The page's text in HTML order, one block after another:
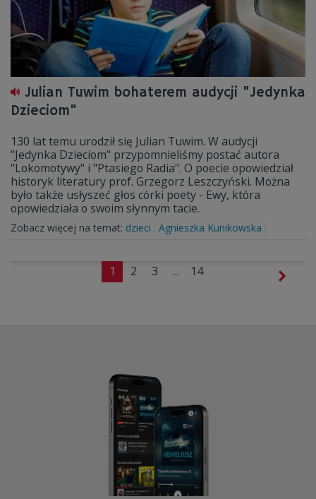
Julian Tuwim bohaterem audycji "Jedynka
Dzieciom"
130 lat temu urodził się Julian Tuwim. W audycji
"Jedynka Dzieciom" przypomnieliśmy postać autora
"Lokomotywy" i "Ptasiego Radia". O poecie opowiedział
historyk literatury prof. Grzegorz Leszczyński. Można
było także usłyszeć głos córki poety - Ewy, która
opowiedziała o swoim słynnym tacie.
Zobacz więcej na temat: dzieci Agnieszka Kunikowska
1 2 3 ... 14